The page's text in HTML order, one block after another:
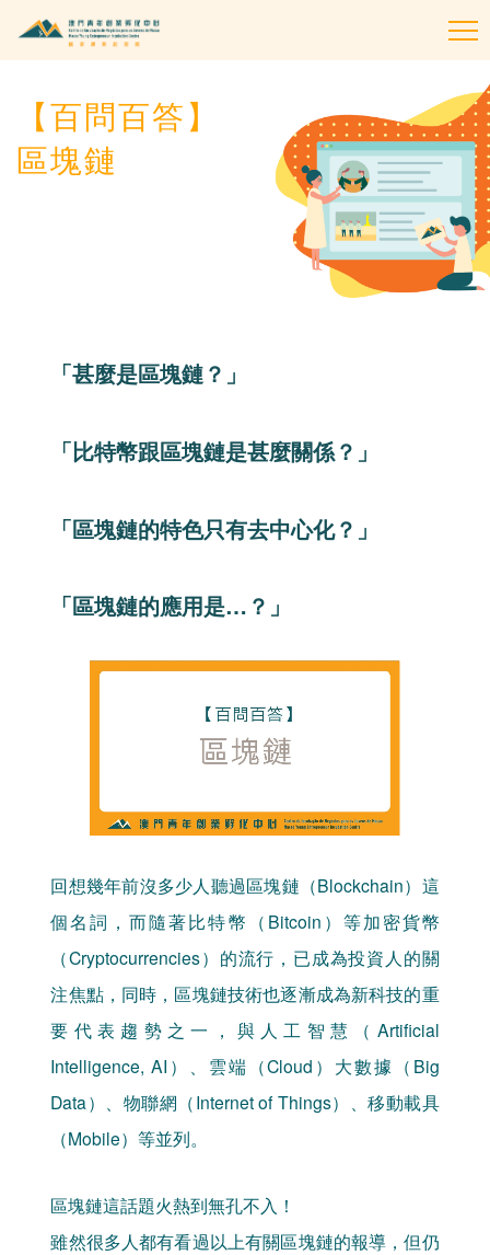
【百問百答】
區塊鏈
「甚麼是區塊鏈？」
「比特幣跟區塊鏈是甚麼關係？」
「區塊鏈的特色只有去中心化？」
「區塊鏈的應用是…？」
回想幾年前沒多少人聽過區塊鏈（Blockchain）這
個名詞，而隨著比特幣（Bitcoin）等加密貨幣
（Cryptocurrencies）的流行，已成為投資人的關
注焦點，同時，區塊鏈技術也逐漸成為新科技的重
要代表趨勢之一，與人工智慧（Artificial
Intelligence, AI）、雲端（Cloud）大數據（Big
Data）、物聯網（Internet of Things）、移動載具
（Mobile）等並列。
區塊鏈這話題火熱到無孔不入！
雖然很多人都有看過以上有關區塊鏈的報導，但仍